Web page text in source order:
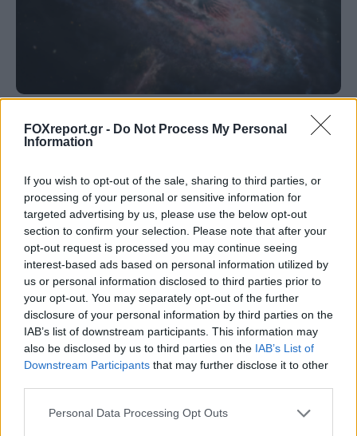
FOXreport.gr - Do Not Process My Personal
Information
If you wish to opt-out of the sale, sharing to third parties, or
processing of your personal or sensitive information for
targeted advertising by us, please use the below opt-out
section to confirm your selection. Please note that after your
opt-out request is processed you may continue seeing
interest-based ads based on personal information utilized by
us or personal information disclosed to third parties prior to
your opt-out. You may separately opt-out of the further
disclosure of your personal information by third parties on the
IAB’s list of downstream participants. This information may
also be disclosed by us to third parties on the IAB’s List of
Downstream Participants that may further disclose it to other
Personal Data Processing Opt Outs
Αστρονόμοι μέτρησαν την μακρινή
επίδραση ενός κβάζαρ στο σύμπαν – Τι
ΔΙΆΣΤΗΜΑ 15:00, 07/08/2026